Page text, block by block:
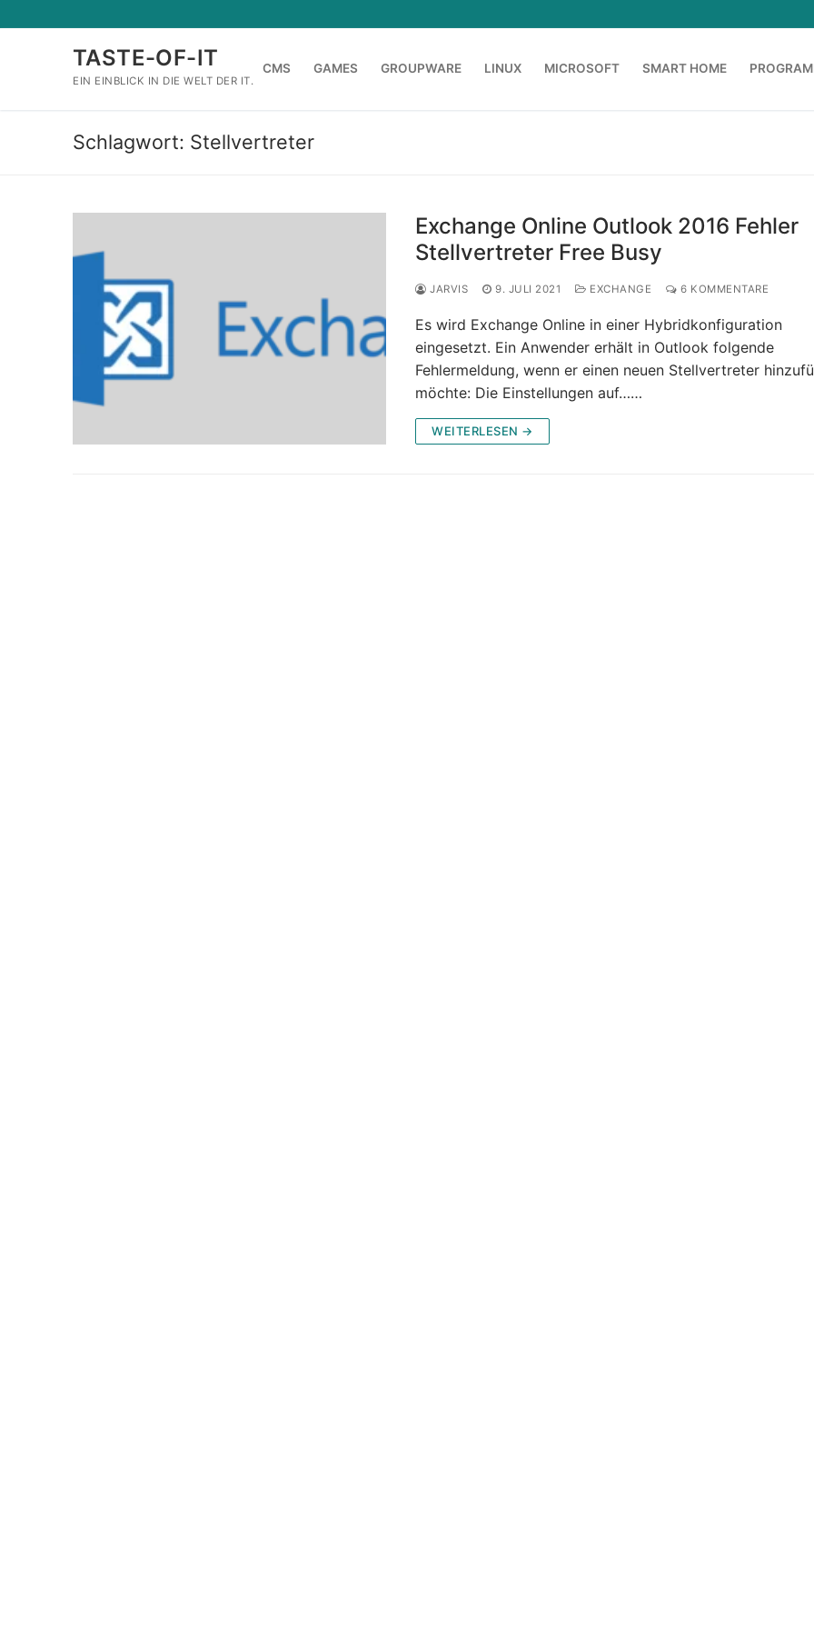
Inhalt
TASTE-OF-IT
EIN EINBLICK IN DIE WELT DER IT.
CMS GAMES GROUPWARE LINUX MICROSOFT SMART HOME
Schlagwort: Stellvertreter
Exchange Online Outlook 2016 Fehler
Stellvertreter Free Busy
JARVIS 9. JULI 2021 EXCHANGE 6 KOMMENTARE
Es wird Exchange Online in einer Hybridkonfiguration
eingesetzt. Ein Anwender erhält in Outlook folgende
Fehlermeldung, wenn er einen neuen Stellvertreter
möchte: Die Einstellungen auf……
WEITERLESEN →